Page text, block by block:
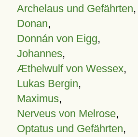
Archelaus und Gefährten,
Donan,
Donnán von Eigg,
Johannes,
Æthelwulf von Wessex,
Lukas Bergin,
Maximus,
Nerveus von Melrose,
Optatus und Gefährten,